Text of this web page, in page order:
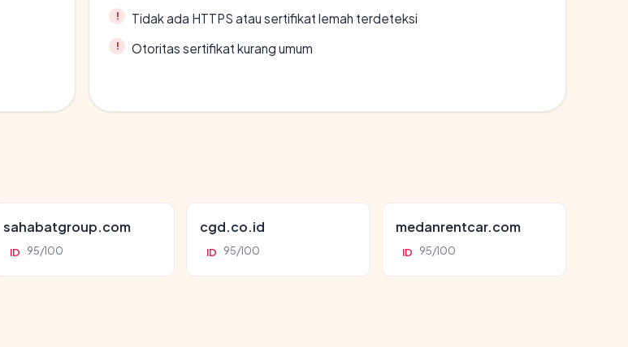
Tidak ada HTTPS atau sertifikat lemah terdeteksi
Otoritas sertifikat kurang umum
sahabatgroup.com
ID 95/100
cgd.co.id
ID 95/100
medanrentcar.com
ID 95/100